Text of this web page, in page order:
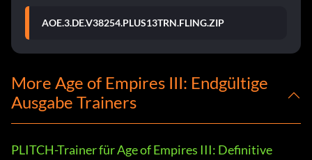
AOE.3.DE.V38254.PLUS13TRN.FLING.ZIP
More Age of Empires III: Endgültige
Ausgabe Trainers
PLITCH-Trainer für Age of Empires III: Definitive